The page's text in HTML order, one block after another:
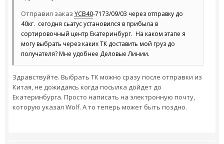
Отправил заказ YCB40-7173/09/03 через отправку до
40кг. сегодня сьатус установился в прибыла в
сортировочный центр Екатеринбург. На каком этапе я
могу выбрать через каких ТК доставить мой груз до
получателя? Мне удобнее Деловые Линии.
Здравствуйте. Выбрать ТК можно сразу после отправки из
Китая, не дожидаясь когда посылка дойдет до
Екатеринбурга. Просто написать на электронную почту,
которую указал Wolf. А то теперь может быть поздно.